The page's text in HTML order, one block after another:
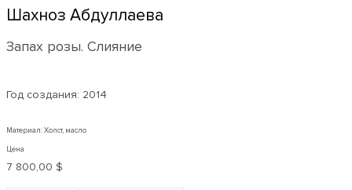
Шахноз Абдуллаева
Запах розы. Слияние
Год создания: 2014
Материал: Холст, масло
Цена
7 800,00 $